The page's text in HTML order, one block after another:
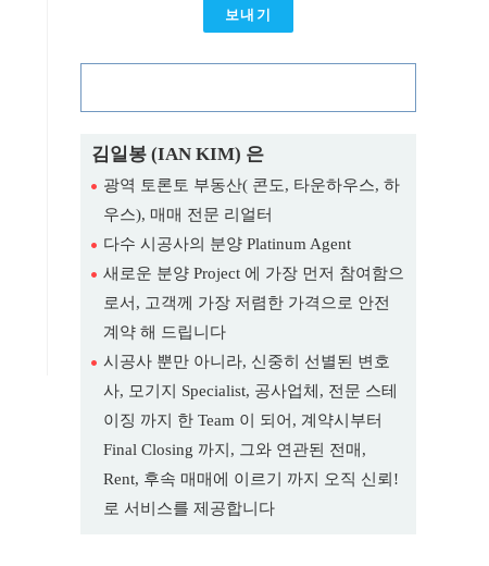
보내기
김일봉 (IAN KIM) 은
광역 토론토 부동산( 콘도, 타운하우스, 하
우스), 매매 전문 리얼터
다수 시공사의 분양 Platinum Agent
새로운 분양 Project 에 가장 먼저 참여함으
로서, 고객께 가장 저렴한 가격으로 안전
계약 해 드립니다
시공사 뿐만 아니라, 신중히 선별된 변호
사, 모기지 Specialist, 공사업체, 전문 스테
이징 까지 한 Team 이 되어, 계약시부터
Final Closing 까지, 그와 연관된 전매,
Rent, 후속 매매에 이르기 까지 오직 신뢰!
로 서비스를 제공합니다